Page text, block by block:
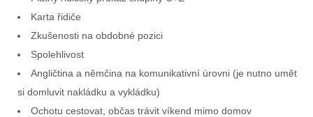
Karta řidiče
Zkušenosti na obdobné pozici
Spolehlivost
Angličtina a němčina na komunikativní úrovni (je nutno umět
si domluvit nakládku a vykládku)
Ochotu cestovat, občas trávit víkend mimo domov